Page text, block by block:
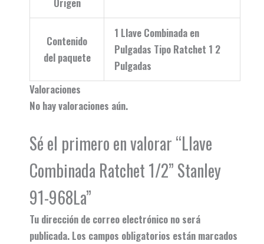
Contenido
del paquete
1 Llave Combinada en
Pulgadas Tipo Ratchet 1 2
Pulgadas
Valoraciones
No hay valoraciones aún.
Sé el primero en valorar “Llave
Combinada Ratchet 1/2” Stanley
91-968La”
Tu dirección de correo electrónico no será
publicada. Los campos obligatorios están marcados